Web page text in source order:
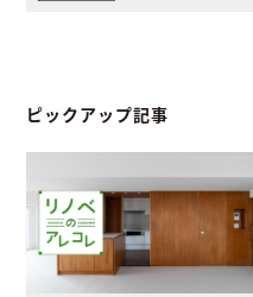
ピックアップ記事